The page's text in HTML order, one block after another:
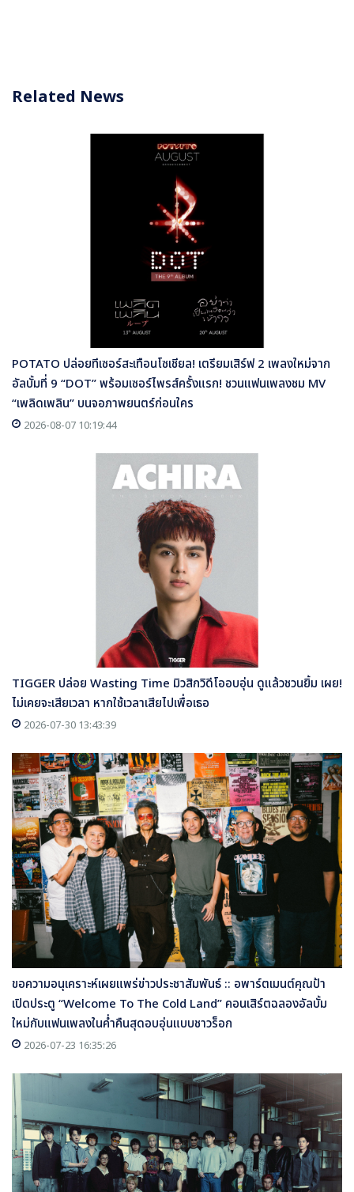
Related News
POTATO ปล่อยทีเซอร์สะเทือนโซเชียล! เตรียมเสิร์ฟ 2 เพลงใหม่จาก
อัลบั้มที่ 9 “DOT” พร้อมเซอร์ไพรส์ครั้งแรก! ชวนแฟนเพลงชม MV
“เพลิดเพลิน” บนจอภาพยนตร์ก่อนใคร
2026-08-07 10:19:44
TIGGER ปล่อย Wasting Time มิวสิกวิดีโออบอุ่น ดูแล้วชวนยิ้ม เผย!
ไม่เคยจะเสียเวลา หากใช้เวลาเสียไปเพื่อเธอ
2026-07-30 13:43:39
ขอความอนุเคราะห์เผยแพร่ข่าวประชาสัมพันธ์ :: อพาร์ตเมนต์คุณป้า
เปิดประตู “Welcome To The Cold Land” คอนเสิร์ตฉลองอัลบั้ม
ใหม่กับแฟนเพลงในค่ำคืนสุดอบอุ่นแบบชาวร็อก
2026-07-23 16:35:26